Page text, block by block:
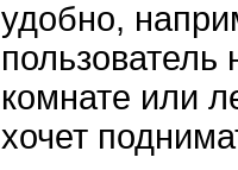
удобно,
пользователь
комнате или
хочет